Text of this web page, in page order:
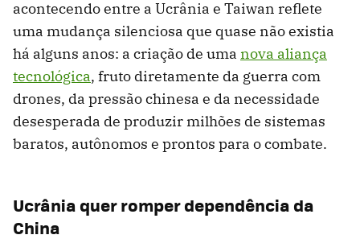
acontecendo entre a Ucrânia e Taiwan reflete
uma mudança silenciosa que quase não existia
há alguns anos: a criação de uma nova aliança
tecnológica, fruto diretamente da guerra com
drones, da pressão chinesa e da necessidade
desesperada de produzir milhões de sistemas
baratos, autônomos e prontos para o combate.
Ucrânia quer romper dependência da
China